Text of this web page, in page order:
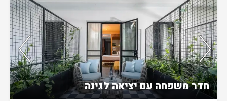
נותרו 3 חדרים אחרונים בממשק!
חדר משפחה עם יציאה לגינה